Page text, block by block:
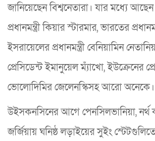
জানিয়েছেন বিশ্বনেতারা। যার মধ্যে
প্রধানমন্ত্রী কিয়ার স্টারমার, ভারতের
ইসরায়েলের প্রধানমন্ত্রী বেনিয়ামিন
প্রেসিডেন্ট ইমানুয়েল ম্যাঁখো, ইউক্রেনের
ভোলোদিমির জেলেনস্কিসহ আরো অনেকে।
উইসকনসিনের আগে পেনসিলভানিয়া, নর্থ
জর্জিয়ায় ঘনিষ্ঠ লড়াইয়ের সুইং স্টেটগুলিতে